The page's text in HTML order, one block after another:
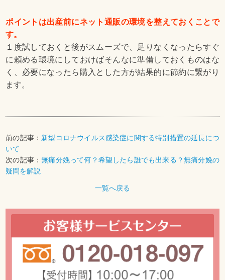
ポイントは出産前にネット通販の環境を整えておくことで
す。
１度試しておくと後がスムーズで、足りなくなったらすぐ
に頼める環境にしておけばそんなに準備しておくものはな
く、必要になったら購入とした方が結果的に節約に繋がり
ます。
前の記事： 新型コロナウイルス感染症に関する特別措置の延長につ
いて
次の記事：無痛分娩って何？希望したら誰でも出来る？無痛分娩の
疑問を解説
一覧へ戻る